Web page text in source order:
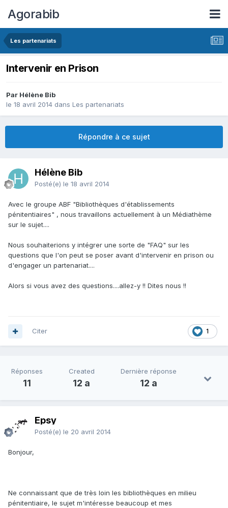
Agorabib
Les partenariats
Intervenir en Prison
Par Hélène Bib
le 18 avril 2014 dans Les partenariats
Répondre à ce sujet
Hélène Bib
Posté(e) le 18 avril 2014
Avec le groupe ABF "Bibliothèques d'établissements
pénitentiaires" , nous travaillons actuellement à un Médiathème
sur le sujet....
Nous souhaiterions y intégrer une sorte de "FAQ" sur les
questions que l'on peut se poser avant d'intervenir en prison ou
d'engager un partenariat....
Alors si vous avez des questions....allez-y !! Dites nous !!
1
Citer
Réponses
11
Created
12 a
Dernière réponse
12 a
Epsy
Posté(e) le 20 avril 2014
Bonjour,
Ne connaissant que de très loin les bibliothèques en milieu
pénitentiaire, le sujet m'intéresse beaucoup et mes